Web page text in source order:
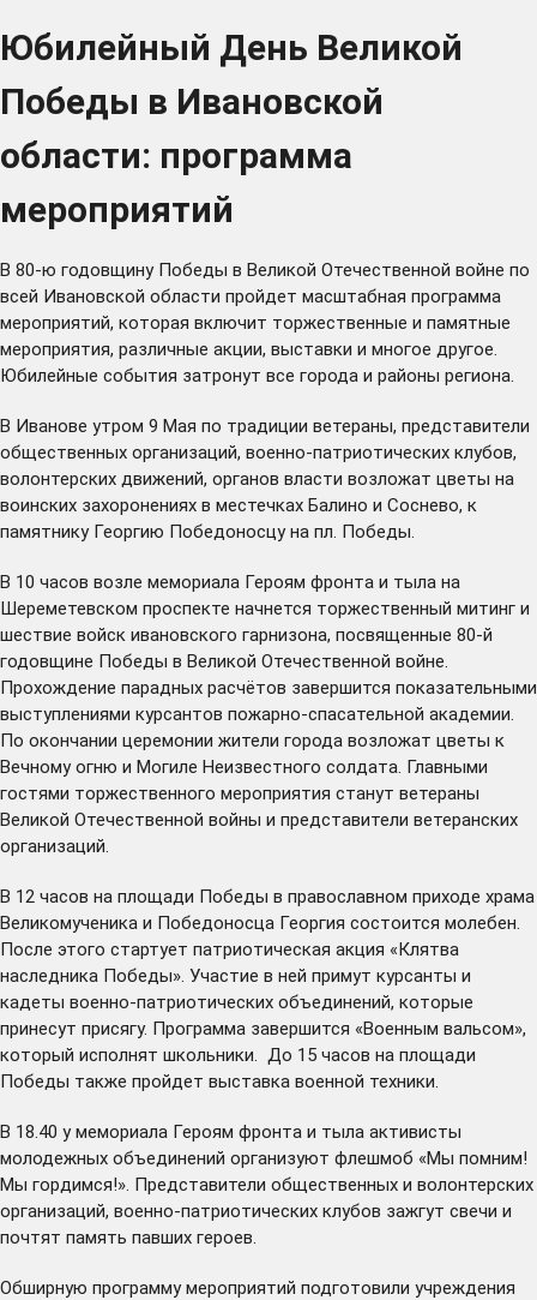
Юбилейный День Великой
Победы в Ивановской
области: программа
мероприятий
В 80-ю годовщину Победы в Великой Отечественной войне по
всей Ивановской области пройдет масштабная программа
мероприятий, которая включит торжественные и памятные
мероприятия, различные акции, выставки и многое другое.
Юбилейные события затронут все города и районы региона.
В Иванове утром 9 Мая по традиции ветераны, представители
общественных организаций, военно-патриотических клубов,
волонтерских движений, органов власти возложат цветы на
воинских захоронениях в местечках Балино и Соснево, к
памятнику Георгию Победоносцу на пл. Победы.
В 10 часов возле мемориала Героям фронта и тыла на
Шереметевском проспекте начнется торжественный митинг и
шествие войск ивановского гарнизона, посвященные 80-й
годовщине Победы в Великой Отечественной войне.
Прохождение парадных расчётов завершится показательными
выступлениями курсантов пожарно-спасательной академии.
По окончании церемонии жители города возложат цветы к
Вечному огню и Могиле Неизвестного солдата. Главными
гостями торжественного мероприятия станут ветераны
Великой Отечественной войны и представители ветеранских
организаций.
В 12 часов на площади Победы в православном приходе храма
Великомученика и Победоносца Георгия состоится молебен.
После этого стартует патриотическая акция «Клятва
наследника Победы». Участие в ней примут курсанты и
кадеты военно-патриотических объединений, которые
принесут присягу. Программа завершится «Военным вальсом»,
который исполнят школьники. До 15 часов на площади
Победы также пройдет выставка военной техники.
В 18.40 у мемориала Героям фронта и тыла активисты
молодежных объединений организуют флешмоб «Мы помним!
Мы гордимся!». Представители общественных и волонтерских
организаций, военно-патриотических клубов зажгут свечи и
почтят память павших героев.
Обширную программу мероприятий подготовили учреждения